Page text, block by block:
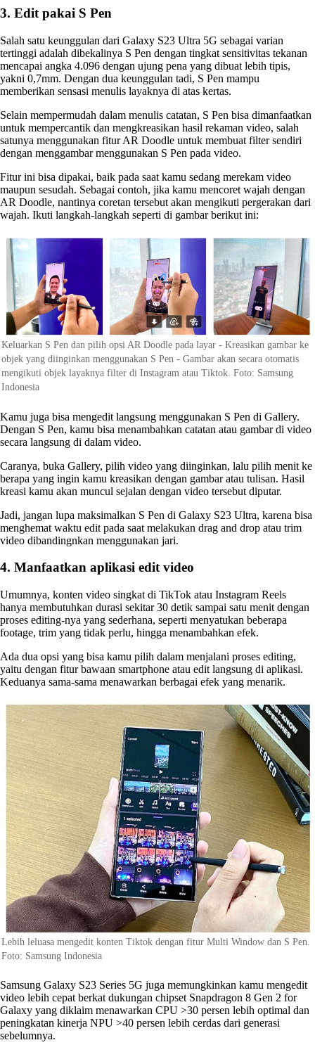
3. Edit pakai S Pen
Salah satu keunggulan dari Galaxy S23 Ultra 5G sebagai varian
tertinggi adalah dibekalinya S Pen dengan tingkat sensitivitas tekanan
mencapai angka 4.096 dengan ujung pena yang dibuat lebih tipis,
yakni 0,7mm. Dengan dua keunggulan tadi, S Pen mampu
memberikan sensasi menulis layaknya di atas kertas.
Selain mempermudah dalam menulis catatan, S Pen bisa dimanfaatkan
untuk mempercantik dan mengkreasikan hasil rekaman video, salah
satunya menggunakan fitur AR Doodle untuk membuat filter sendiri
dengan menggambar menggunakan S Pen pada video.
Fitur ini bisa dipakai, baik pada saat kamu sedang merekam video
maupun sesudah. Sebagai contoh, jika kamu mencoret wajah dengan
AR Doodle, nantinya coretan tersebut akan mengikuti pergerakan dari
wajah. Ikuti langkah-langkah seperti di gambar berikut ini:
Keluarkan S Pen dan pilih opsi AR Doodle pada layar - Kreasikan gambar ke
objek yang diinginkan menggunakan S Pen - Gambar akan secara otomatis
mengikuti objek layaknya filter di Instagram atau Tiktok. Foto: Samsung
Indonesia
Kamu juga bisa mengedit langsung menggunakan S Pen di Gallery.
Dengan S Pen, kamu bisa menambahkan catatan atau gambar di video
secara langsung di dalam video.
Caranya, buka Gallery, pilih video yang diinginkan, lalu pilih menit ke
berapa yang ingin kamu kreasikan dengan gambar atau tulisan. Hasil
kreasi kamu akan muncul sejalan dengan video tersebut diputar.
Jadi, jangan lupa maksimalkan S Pen di Galaxy S23 Ultra, karena bisa
menghemat waktu edit pada saat melakukan drag and drop atau trim
video dibandingnkan menggunakan jari.
4. Manfaatkan aplikasi edit video
Umumnya, konten video singkat di TikTok atau Instagram Reels
hanya membutuhkan durasi sekitar 30 detik sampai satu menit dengan
proses editing-nya yang sederhana, seperti menyatukan beberapa
footage, trim yang tidak perlu, hingga menambahkan efek.
Ada dua opsi yang bisa kamu pilih dalam menjalani proses editing,
yaitu dengan fitur bawaan smartphone atau edit langsung di aplikasi.
Keduanya sama-sama menawarkan berbagai efek yang menarik.
Lebih leluasa mengedit konten Tiktok dengan fitur Multi Window dan S Pen.
Foto: Samsung Indonesia
Samsung Galaxy S23 Series 5G juga memungkinkan kamu mengedit
video lebih cepat berkat dukungan chipset Snapdragon 8 Gen 2 for
Galaxy yang diklaim menawarkan CPU >30 persen lebih optimal dan
peningkatan kinerja NPU >40 persen lebih cerdas dari generasi
sebelumnya.